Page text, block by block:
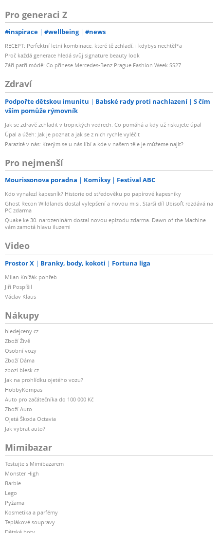
Pro generaci Z
#inspirace #wellbeing #news
RECEPT: Perfektní letní kombinace, které tě zchladí, i kdybys nechtěl*a
Proč každá generace hledá svůj signature beauty look
Září patří módě: Co přinese Mercedes-Benz Prague Fashion Week SS27
Zdraví
Podpořte dětskou imunitu Babské rady proti nachlazení
S čím
vším pomůže rýmovník
Jak se zdravě zchladit v tropických vedrech: Co pomáhá a kdy už riskujete úpal
Úpal a úžeh: Jak je poznat a jak se z nich rychle vyléčit
Parazité v nás: Kterým se u nás líbí a kde v našem těle je můžeme najít?
Pro nejmenší
Mourissonova poradna Komiksy Festival ABC
Kdo vynalezl kapesník? Historie od středověku po papírové kapesníky
Ghost Recon Wildlands dostal vylepšení a novou misi. Starší díl Ubisoft rozdává na
PC zdarma
Quake ke 30. narozeninám dostal novou epizodu zdarma. Dawn of the Machine
vám zamotá hlavu iluzemi
Video
Prostor X Branky, body, kokoti Fortuna liga
Milan Knížák pohřeb
Jiří Pospíšil
Václav Klaus
Nákupy
hledejceny.cz
Zboží Živě
Osobní vozy
Zboží Dáma
zbozi.blesk.cz
Jak na prohlídku ojetého vozu?
HobbyKompas
Auto pro začátečníka do 100 000 Kč
Zboží Auto
Ojetá Škoda Octavia
Jak vybrat auto?
Mimibazar
Testujte s Mimibazarem
Monster High
Barbie
Lego
Pyžama
Kosmetika a parfémy
Teplákové soupravy